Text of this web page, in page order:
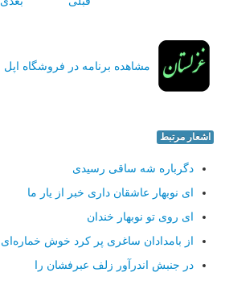
مشاهده برنامه در فروشگاه اپل
اشعار مرتبط
دگرباره شه ساقی رسیدی
ای نوبهار عاشقان داری خبر از یار ما
ای روی تو نوبهار خندان
از بامدادان ساغری پر كرد خوش خماره‌ای
در جنبش اندرآور زلف عبرفشان را